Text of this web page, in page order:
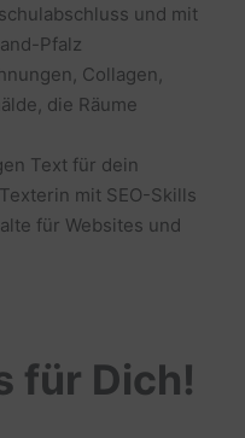
und mit
Pfalz
Collagen,
die Räume
Text für dein
mit SEO-Skills
für Websites und
für Dich!